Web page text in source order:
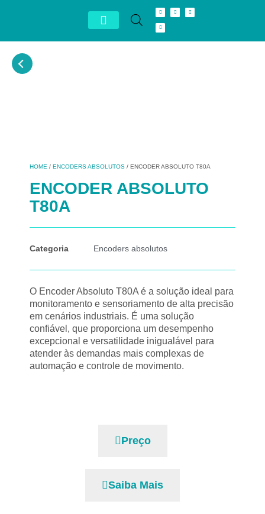
HOME / ENCODERS ABSOLUTOS / ENCODER ABSOLUTO T80A
ENCODER ABSOLUTO
T80A
Categoria Encoders absolutos
O Encoder Absoluto T80A é a solução ideal para
monitoramento e sensoriamento de alta precisão
em cenários industriais. É uma solução
confiável, que proporciona um desempenho
excepcional e versatilidade inigualável para
atender às demandas mais complexas de
automação e controle de movimento.
Preço
Saiba Mais